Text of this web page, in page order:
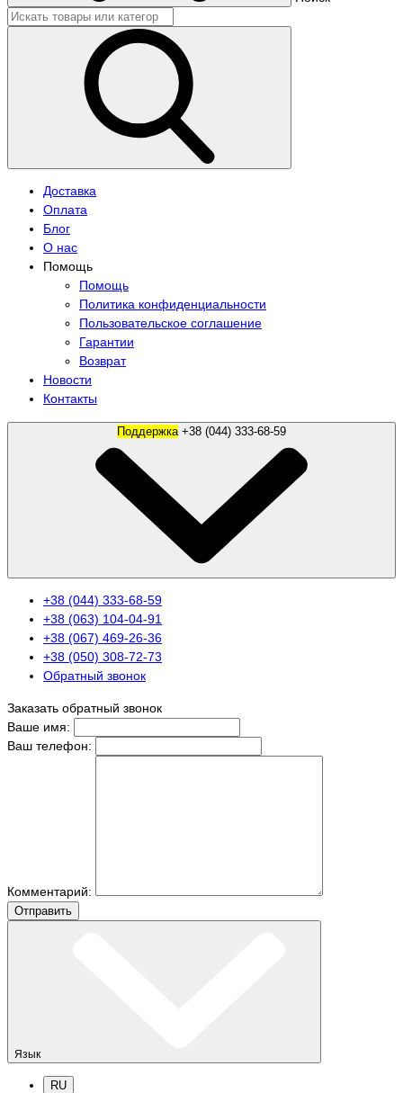
Доставка
Оплата
Блог
О нас
Помощь
Помощь
Политика конфиденциальности
Пользовательское соглашение
Гарантии
Возврат
Новости
Контакты
Поддержка
+38 (044) 333-68-59
+38 (063) 104-04-91
+38 (067) 469-26-36
+38 (050) 308-72-73
Обратный звонок
Заказать обратный звонок
Ваше имя:
Ваш телефон:
Комментарий:
Отправить
Язык
RU